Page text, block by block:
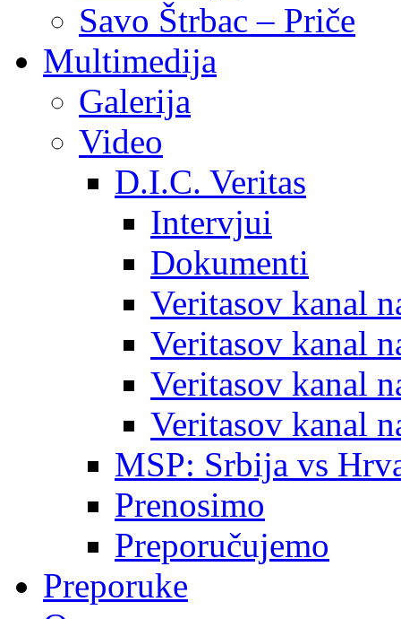
Savo Štrbac – Priče
Multimedija
Galerija
Video
D.I.C. Veritas
Intervjui
Dokumenti
Veritasov kanal
Veritasov kanal
Veritasov kanal
Veritasov kanal
MSP: Srbija vs
Prenosimo
Preporučujemo
Preporuke